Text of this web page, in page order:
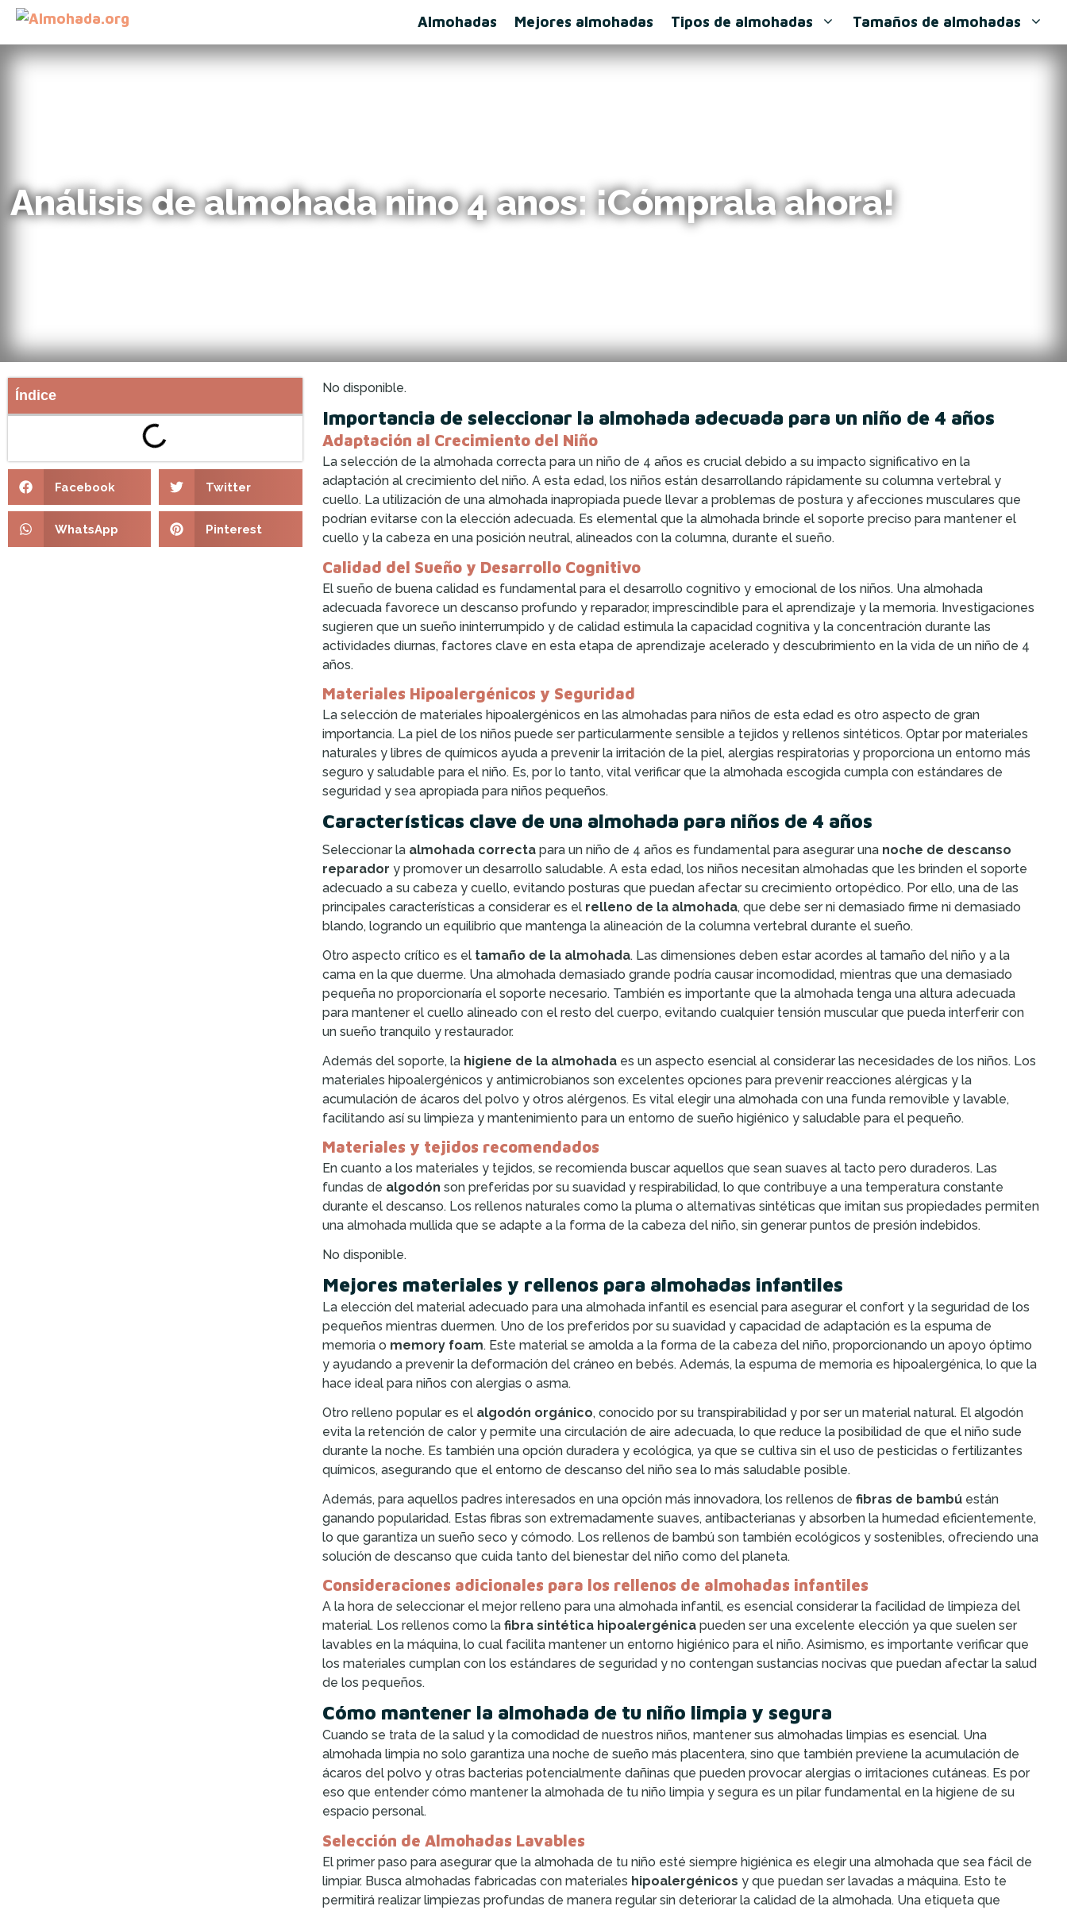
Almohadas Mejores almohadas Tipos de almohadas Tamaños de almohadas
Análisis de almohada nino 4 anos: ¡Cómprala ahora!
Índice
Facebook Twitter
WhatsApp Pinterest
No disponible.
Importancia de seleccionar la almohada adecuada para un niño de 4 años
Adaptación al Crecimiento del Niño
La selección de la almohada correcta para un niño de 4 años es crucial debido a su impacto significativo en la
adaptación al crecimiento del niño. A esta edad, los niños están desarrollando rápidamente su columna vertebral y
cuello. La utilización de una almohada inapropiada puede llevar a problemas de postura y afecciones musculares que
podrían evitarse con la elección adecuada. Es elemental que la almohada brinde el soporte preciso para mantener el
cuello y la cabeza en una posición neutral, alineados con la columna, durante el sueño.
Calidad del Sueño y Desarrollo Cognitivo
El sueño de buena calidad es fundamental para el desarrollo cognitivo y emocional de los niños. Una almohada
adecuada favorece un descanso profundo y reparador, imprescindible para el aprendizaje y la memoria. Investigaciones
sugieren que un sueño ininterrumpido y de calidad estimula la capacidad cognitiva y la concentración durante las
actividades diurnas, factores clave en esta etapa de aprendizaje acelerado y descubrimiento en la vida de un niño de 4
años.
Materiales Hipoalergénicos y Seguridad
La selección de materiales hipoalergénicos en las almohadas para niños de esta edad es otro aspecto de gran
importancia. La piel de los niños puede ser particularmente sensible a tejidos y rellenos sintéticos. Optar por materiales
naturales y libres de químicos ayuda a prevenir la irritación de la piel, alergias respiratorias y proporciona un entorno más
seguro y saludable para el niño. Es, por lo tanto, vital verificar que la almohada escogida cumpla con estándares de
seguridad y sea apropiada para niños pequeños.
Características clave de una almohada para niños de 4 años
Seleccionar la almohada correctapara un niño de 4 años es fundamental para asegurar una noche de descanso
reparador y promover un desarrollo saludable. A esta edad, los niños necesitan almohadas que les brinden el soporte
adecuado a su cabeza y cuello, evitando posturas que puedan afectar su crecimiento ortopédico. Por ello, una de las
principales características a considerar es el relleno de la almohada, que debe ser ni demasiado firme ni demasiado
blando, logrando un equilibrio que mantenga la alineación de la columna vertebral durante el sueño.
Otro aspecto crítico es el tamaño de la almohada. Las dimensiones deben estar acordes al tamaño del niño y a la
cama en la que duerme. Una almohada demasiado grande podría causar incomodidad, mientras que una demasiado
pequeña no proporcionaría el soporte necesario. También es importante que la almohada tenga una altura adecuada
para mantener el cuello alineado con el resto del cuerpo, evitando cualquier tensión muscular que pueda interferir con
un sueño tranquilo y restaurador.
Además del soporte, la higiene de la almohadaes un aspecto esencial al considerar las necesidades de los niños. Los
materiales hipoalergénicos y antimicrobianos son excelentes opciones para prevenir reacciones alérgicas y la
acumulación de ácaros del polvo y otros alérgenos. Es vital elegir una almohada con una funda removible y lavable,
facilitando así su limpieza y mantenimiento para un entorno de sueño higiénico y saludable para el pequeño.
Materiales y tejidos recomendados
En cuanto a los materiales y tejidos, se recomienda buscar aquellos que sean suaves al tacto pero duraderos. Las
fundas de algodón son preferidas por su suavidad y respirabilidad, lo que contribuye a una temperatura constante
durante el descanso. Los rellenos naturales como la pluma o alternativas sintéticas que imitan sus propiedades permiten
una almohada mullida que se adapte a la forma de la cabeza del niño, sin generar puntos de presión indebidos.
No disponible.
Mejores materiales y rellenos para almohadas infantiles
La elección del material adecuado para una almohada infantil es esencial para asegurar el confort y la seguridad de los
pequeños mientras duermen. Uno de los preferidos por su suavidad y capacidad de adaptación es la espuma de
memoria o memory foam. Este material se amolda a la forma de la cabeza del niño, proporcionando un apoyo óptimo
y ayudando a prevenir la deformación del cráneo en bebés. Además, la espuma de memoria es hipoalergénica, lo que la
hace ideal para niños con alergias o asma.
Otro relleno popular es el algodón orgánico, conocido por su transpirabilidad y por ser un material natural. El algodón
evita la retención de calor y permite una circulación de aire adecuada, lo que reduce la posibilidad de que el niño sude
durante la noche. Es también una opción duradera y ecológica, ya que se cultiva sin el uso de pesticidas o fertilizantes
químicos, asegurando que el entorno de descanso del niño sea lo más saludable posible.
Además, para aquellos padres interesados en una opción más innovadora, los rellenos de fibras de bambúestán
ganando popularidad. Estas fibras son extremadamente suaves, antibacterianas y absorben la humedad eficientemente,
lo que garantiza un sueño seco y cómodo. Los rellenos de bambú son también ecológicos y sostenibles, ofreciendo una
solución de descanso que cuida tanto del bienestar del niño como del planeta.
Consideraciones adicionales para los rellenos de almohadas infantiles
A la hora de seleccionar el mejor relleno para una almohada infantil, es esencial considerar la facilidad de limpieza del
material. Los rellenos como la fibra sintética hipoalergénicapueden ser una excelente elección ya que suelen ser
lavables en la máquina, lo cual facilita mantener un entorno higiénico para el niño. Asimismo, es importante verificar que
los materiales cumplan con los estándares de seguridad y no contengan sustancias nocivas que puedan afectar la salud
de los pequeños.
Cómo mantener la almohada de tu niño limpia y segura
Cuando se trata de la salud y la comodidad de nuestros niños, mantener sus almohadas limpias es esencial. Una
almohada limpia no solo garantiza una noche de sueño más placentera, sino que también previene la acumulación de
ácaros del polvo y otras bacterias potencialmente dañinas que pueden provocar alergias o irritaciones cutáneas. Es por
eso que entender cómo mantener la almohada de tu niño limpia y segura es un pilar fundamental en la higiene de su
espacio personal.
Selección de Almohadas Lavables
El primer paso para asegurar que la almohada de tu niño esté siempre higiénica es elegir una almohada que sea fácil de
limpiar. Busca almohadas fabricadas con materiales hipoalergénicos y que puedan ser lavadas a máquina. Esto te
permitirá realizar limpiezas profundas de manera regular sin deteriorar la calidad de la almohada. Una etiqueta que